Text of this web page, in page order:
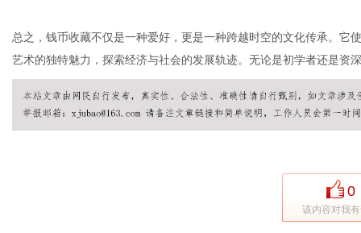
总之，钱币收藏不仅是一种爱好，更是一种跨越时空的文化传承。它
艺术的独特魅力，探索经济与社会的发展轨迹。无论是初学者还是资
0
该内容对我